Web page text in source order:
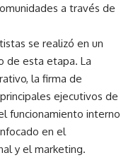
a través de
se realizó en un
de esta etapa. La
la firma de
ejecutivos de
funcionamiento interno
en el
y el marketing.